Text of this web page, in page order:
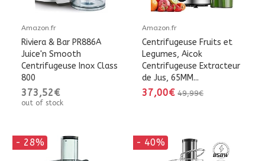
Amazon.fr
Riviera & Bar PR886A
Juice'n Smooth
Centrifugeuse Inox Class
800
373,52€
out of stock
Amazon.fr
Centrifugeuse Fruits et
Legumes, Aicok
Centrifugeuse Extracteur
de Jus, 65MM...
37,00€ 49,99€
- 28% - 40%